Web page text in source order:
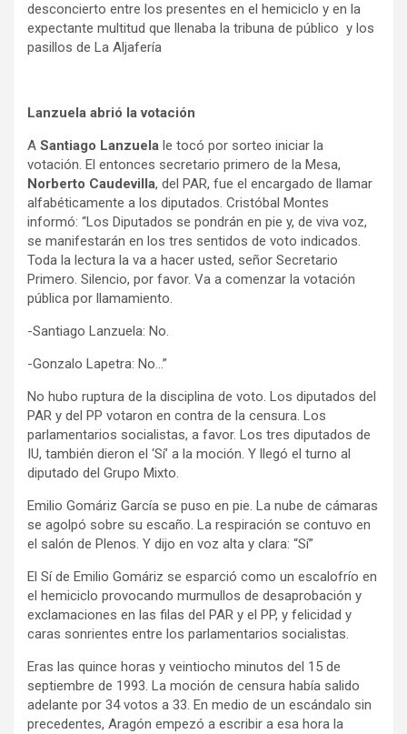
desconcierto entre los presentes en el hemiciclo y en la
expectante multitud que llenaba la tribuna de público y los
pasillos de La Aljafería
Lanzuela abrió la votación
A Santiago Lanzuela le tocó por sorteo iniciar la
votación. El entonces secretario primero de la Mesa,
Norberto Caudevilla, del PAR, fue el encargado de llamar
alfabéticamente a los diputados. Cristóbal Montes
informó: “Los Diputados se pondrán en pie y, de viva voz,
se manifestarán en los tres sentidos de voto indicados.
Toda la lectura la va a hacer usted, señor Secretario
Primero. Silencio, por favor. Va a comenzar la votación
pública por llamamiento.
-Santiago Lanzuela: No.
-Gonzalo Lapetra: No…”
No hubo ruptura de la disciplina de voto. Los diputados del
PAR y del PP votaron en contra de la censura. Los
parlamentarios socialistas, a favor. Los tres diputados de
IU, también dieron el ‘Sí’ a la moción. Y llegó el turno al
diputado del Grupo Mixto.
Emilio Gomáriz García se puso en pie. La nube de cámaras
se agolpó sobre su escaño. La respiración se contuvo en
el salón de Plenos. Y dijo en voz alta y clara: “Sí”
El Sí de Emilio Gomáriz se esparció como un escalofrío en
el hemiciclo provocando murmullos de desaprobación y
exclamaciones en las filas del PAR y el PP, y felicidad y
caras sonrientes entre los parlamentarios socialistas.
Eras las quince horas y veintiocho minutos del 15 de
septiembre de 1993. La moción de censura había salido
adelante por 34 votos a 33. En medio de un escándalo sin
precedentes, Aragón empezó a escribir a esa hora la